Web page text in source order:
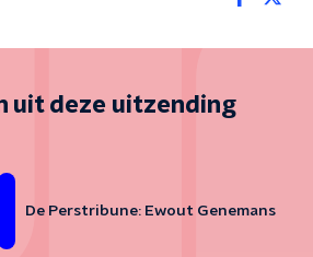
uit deze uitzending
De Perstribune: Ewout Genemans